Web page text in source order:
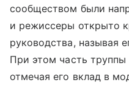
сообществом были
и режиссеры открыто
руководства, называя
При этом часть
отмечая его вклад в